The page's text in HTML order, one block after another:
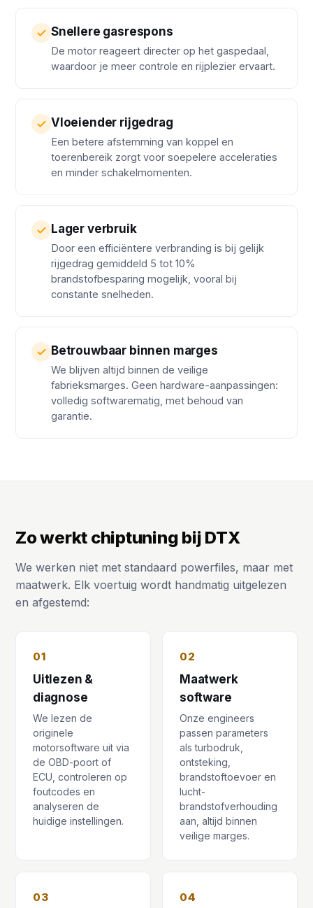
Snellere gasrespons
De motor reageert directer op het gaspedaal,
waardoor je meer controle en rijplezier ervaart.
Vloeiender rijgedrag
Een betere afstemming van koppel en
toerenbereik zorgt voor soepelere acceleraties
en minder schakelmomenten.
Lager verbruik
Door een efficiëntere verbranding is bij gelijk
rijgedrag gemiddeld 5 tot 10%
brandstofbesparing mogelijk, vooral bij
constante snelheden.
Betrouwbaar binnen marges
We blijven altijd binnen de veilige
fabrieksmarges. Geen hardware-aanpassingen:
volledig softwarematig, met behoud van
garantie.
Zo werkt chiptuning bij DTX
We werken niet met standaard powerfiles, maar met
maatwerk. Elk voertuig wordt handmatig uitgelezen
en afgestemd:
01
Uitlezen &
diagnose
We lezen de
originele
motorsoftware uit via
de OBD-poort of
ECU, controleren op
foutcodes en
analyseren de
huidige instellingen.
02
Maatwerk
software
Onze engineers
passen parameters
als turbodruk,
ontsteking,
brandstoftoevoer en
lucht-
brandstofverhouding
aan, altijd binnen
veilige marges.
03 04